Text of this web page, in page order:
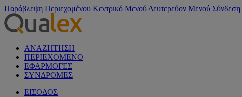
Παράβλεψη Περιεχομένου Κεντρικό Μενού Δευτερεύον Μενού Σύνδεση
ΑΝΑΖΗΤΗΣΗ
ΠΕΡΙΕΧΟΜΕΝΟ
ΕΦΑΡΜΟΓΕΣ
ΣΥΝΔΡΟΜΕΣ
ΕΙΣΟΔΟΣ